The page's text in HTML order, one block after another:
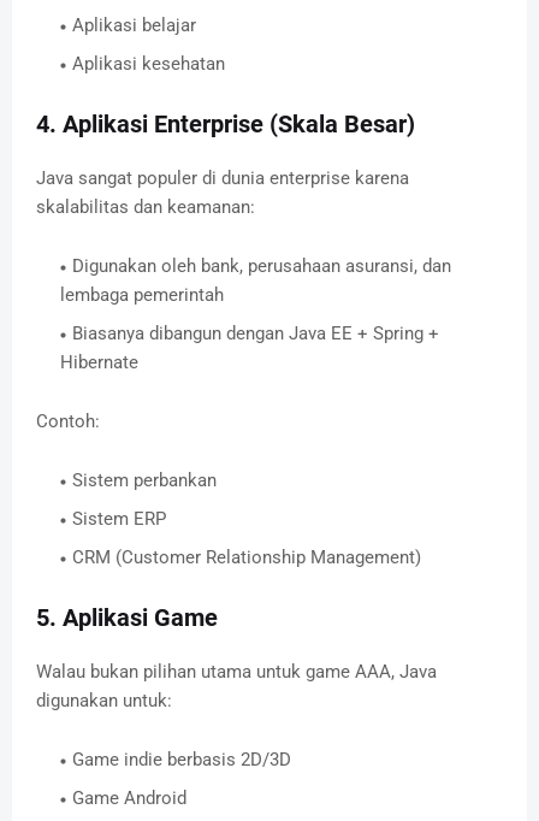
Aplikasi belajar
Aplikasi kesehatan
4. Aplikasi Enterprise (Skala Besar)
Java sangat populer di dunia enterprise karena
skalabilitas dan keamanan:
Digunakan oleh bank, perusahaan asuransi, dan
lembaga pemerintah
Biasanya dibangun dengan Java EE + Spring +
Hibernate
Contoh:
Sistem perbankan
Sistem ERP
CRM (Customer Relationship Management)
5. Aplikasi Game
Walau bukan pilihan utama untuk game AAA, Java
digunakan untuk:
Game indie berbasis 2D/3D
Game Android